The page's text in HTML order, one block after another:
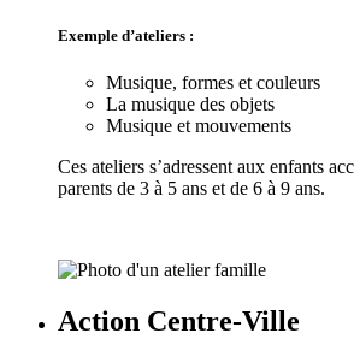
Exemple d’ateliers :
Musique, formes et couleurs
La musique des objets
Musique et mouvements
Ces ateliers s’adressent aux enfants
parents de 3 à 5 ans et de 6 à 9 ans.
Action Centre-Ville